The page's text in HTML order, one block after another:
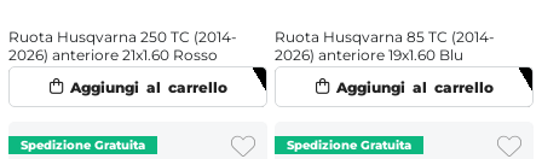
Ruota Husqvarna 250 TC (2014-
2026) anteriore 21x1.60 Rosso
Ruota Husqvarna 85 TC (2014-
2026) anteriore 19x1.60 Blu